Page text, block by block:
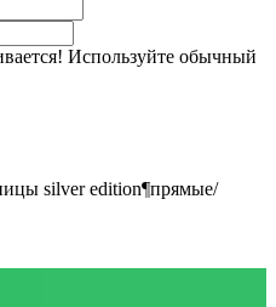
Используйте обычный
silver edition¶прямые/